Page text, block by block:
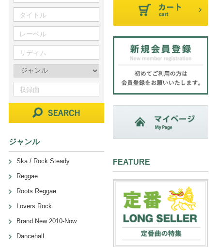
ジャンル
Ska / Rock Steady
Reggae
Roots Reggae
Lovers Rock
Brand New 2010-Now
Dancehall
FEATURE